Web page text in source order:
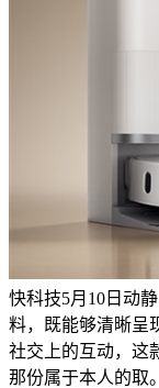
快科技5月10日动
料，既能够清晰呈
社交上的互动，这
那份属于本人的取